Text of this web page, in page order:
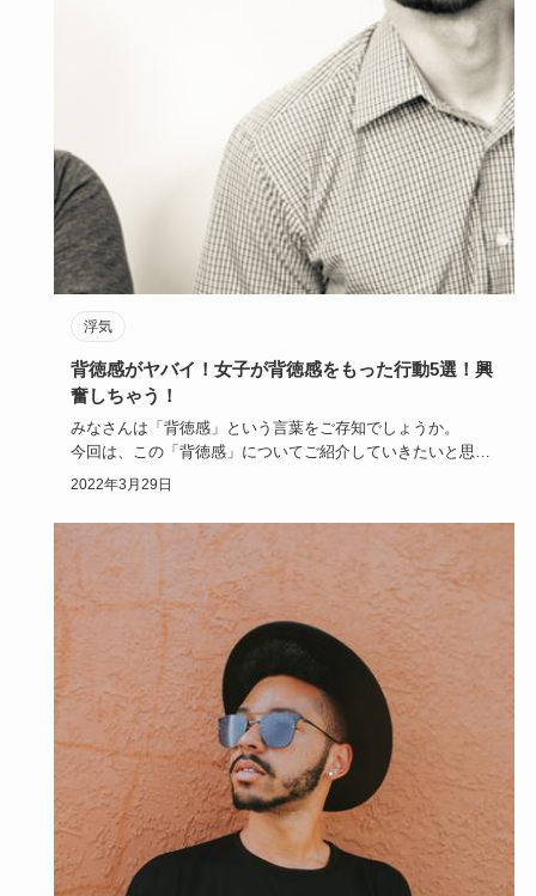
浮気
背徳感がヤバイ！女子が背徳感をもった行動5選！興
奮しちゃう！
みなさんは「背徳感」という言葉をご存知でしょうか。
今回は、この「背徳感」についてご紹介していきたいと思い
ます。
2022年3月29日